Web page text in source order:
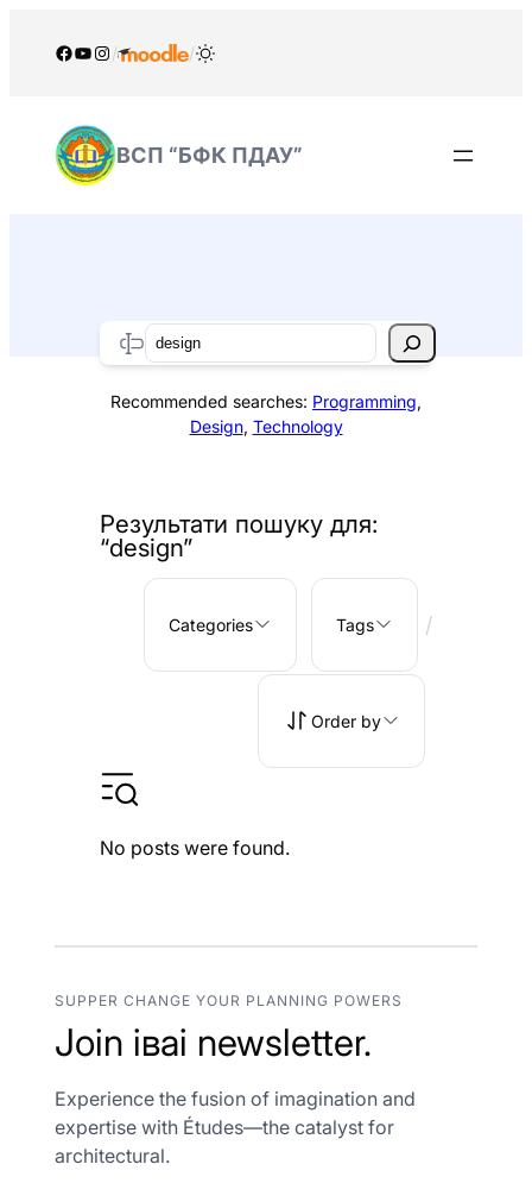
Facebook
YouTube
Instagram
/ /
ВСП “БФК ПДАУ”
Search
Recommended searches: Programming,
Design, Technology
Результати пошуку для:
“design”
Categories Tags /
Order by
No posts were found.
SUPPER CHANGE YOUR PLANNING POWERS
Join іваі newsletter.
Experience the fusion of imagination and
expertise with Études—the catalyst for
architectural.